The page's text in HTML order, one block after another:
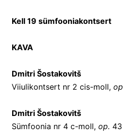
Kell 19 sümfooniakontsert
KAVA
Dmitri Šostakovitš
Viiulikontsert nr 2 cis-moll, op
Dmitri Šostakovitš
Sümfoonia nr 4 c-moll, op. 43